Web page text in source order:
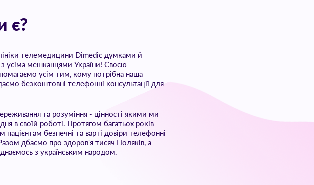
є?
телемедицини Dimedic думками й
усіма мешканцями України! Своєю
усім тим, кому потрібна наша
безкоштовні телефонні консультації для
та розуміння - цінності якими ми
в своїй роботі. Протягом багатьох років
безпечні та варті довіри телефонні
Разом дбаємо про здоров'я тисяч Поляків, а
з українським народом.